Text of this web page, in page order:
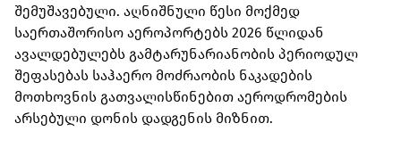
შემუშავებული. აღნიშნული წესი მოქმედ
საერთაშორისო აეროპორტებს 2026 წლიდან
ავალდებულებს გამტარუნარიანობის პერიოდულ
შეფასებას საჰაერო მოძრაობის ნაკადების
მოთხოვნის გათვალისწინებით აეროდრომების
არსებული დონის დადგენის მიზნით.